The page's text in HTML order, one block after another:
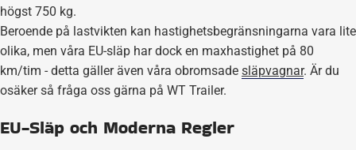
högst 750 kg.
Beroende på lastvikten kan hastighetsbegränsningarna vara lite
olika, men våra EU-släp har dock en maxhastighet på 80
km/tim - detta gäller även våra obromsade släpvagnar. Är du
osäker så fråga oss gärna på WT Trailer.
EU-Släp och Moderna Regler